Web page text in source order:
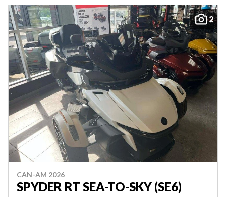
2
CAN-AM 2026
SPYDER RT SEA-TO-SKY (SE6)